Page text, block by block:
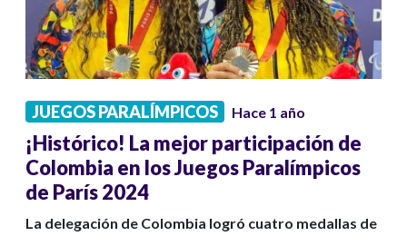
JUEGOS PARALÍMPICOS Hace 1 año
¡Histórico! La mejor participación de
Colombia en los Juegos Paralímpicos
de París 2024
La delegación de Colombia logró cuatro medallas de